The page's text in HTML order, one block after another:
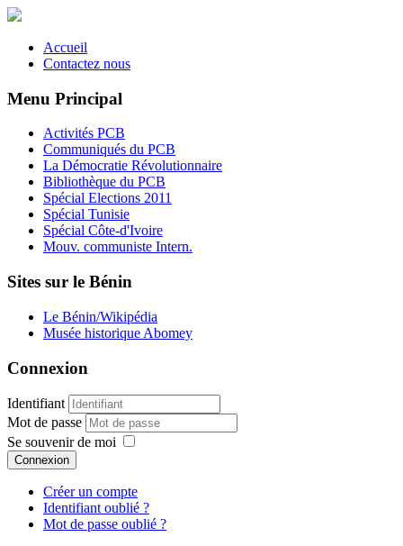
Accueil
Contactez nous
Menu Principal
Activités PCB
Communiqués du PCB
La Démocratie Révolutionnaire
Bibliothèque du PCB
Spécial Elections 2011
Spécial Tunisie
Spécial Côte-d'Ivoire
Mouv. communiste Intern.
Sites sur le Bénin
Le Bénin/Wikipédia
Musée historique Abomey
Connexion
Identifiant
Mot de passe
Se souvenir de moi
Connexion
Créer un compte
Identifiant oublié ?
Mot de passe oublié ?